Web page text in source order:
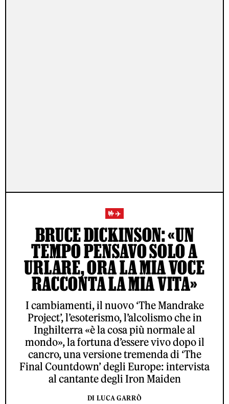
🤟✈️
BRUCE DICKINSON: «UN
TEMPO PENSAVO SOLO A
URLARE, ORA LA MIA VOCE
RACCONTA LA MIA VITA»
I cambiamenti, il nuovo ‘The Mandrake
Project’, l’esoterismo, l’alcolismo che in
Inghilterra «è la cosa più normale al
mondo», la fortuna d’essere vivo dopo il
cancro, una versione tremenda di ‘The
Final Countdown’ degli Europe: intervista
al cantante degli Iron Maiden
DI LUCA GARRÒ